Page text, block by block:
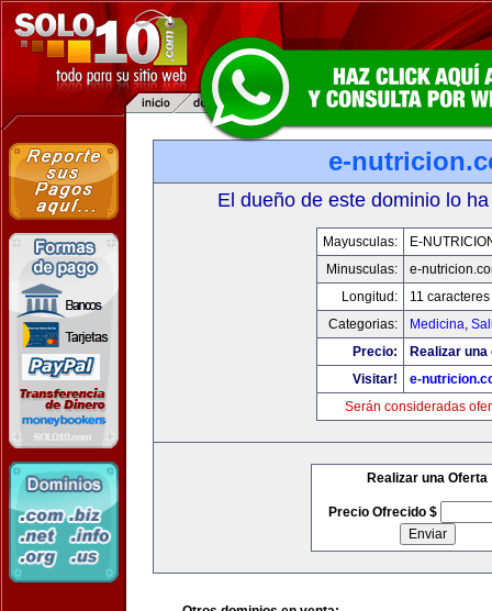
e-
El dueño de este dominio lo
Mayusculas:
E-
Minusculas:
e-
Longitud:
11 caracteres
Categorias:
Medicina,
Precio:
Realizar
Visitar!
e-
Serán consideradas
Realizar una Oferta
Precio Ofrecido $